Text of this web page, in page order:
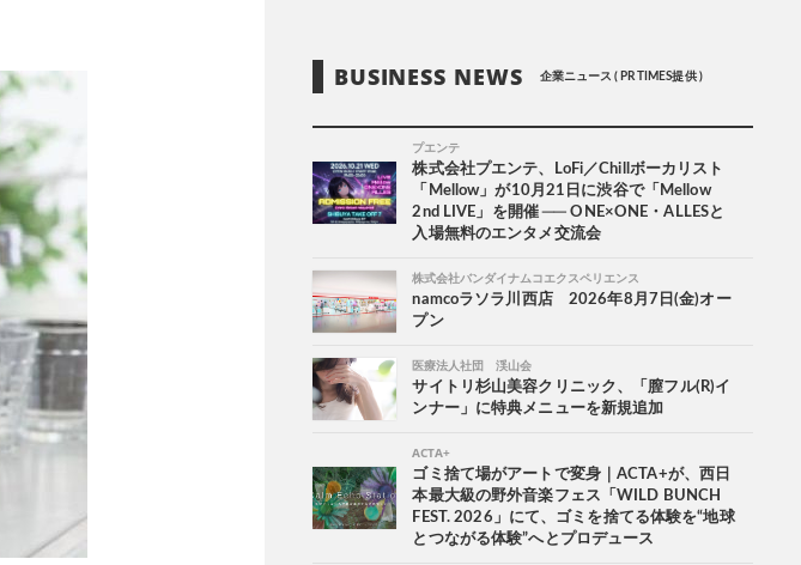
BUSINESS NEWS 企業ニュース ( PR TIMES提供 )
プエンテ
株式会社プエンテ、LoFi／Chillボーカリスト
「Mellow」が10月21日に渋谷で「Mellow
2nd LIVE」を開催 ── ONE×ONE・ALLESと
入場無料のエンタメ交流会
株式会社バンダイナムコエクスペリエンス
namcoラソラ川西店 2026年8月7日(金)オー
プン
医療法人社団 渓山会
サイトリ杉山美容クリニック、「膣フル(R)イ
ンナー」に特典メニューを新規追加
ACTA+
ゴミ捨て場がアートで変身｜ACTA+が、西日
本最大級の野外音楽フェス「WILD BUNCH
FEST. 2026」にて、ゴミを捨てる体験を“地球
とつながる体験”へとプロデュース